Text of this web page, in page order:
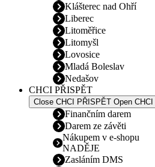
Klášterec nad Ohří
Liberec
Litoměřice
Litomyšl
Lovosice
Mladá Boleslav
Nedašov
CHCI PŘISPĚT
Close CHCI PŘISPĚT Open
Finančním darem
Darem ze závěti
Nákupem v e-shopu
NADĚJE
Zasláním DMS